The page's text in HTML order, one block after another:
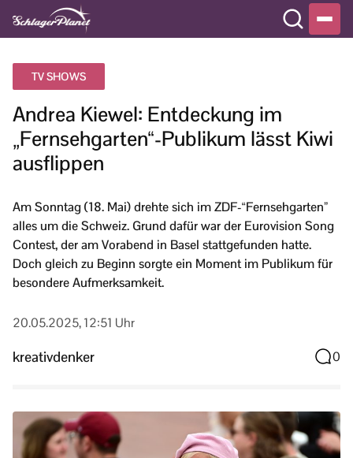
TV SHOWS
Andrea Kiewel: Entdeckung im
„Fernsehgarten“-Publikum lässt Kiwi
ausflippen
Am Sonntag (18. Mai) drehte sich im ZDF-“Fernsehgarten”
alles um die Schweiz. Grund dafür war der Eurovision Song
Contest, der am Vorabend in Basel stattgefunden hatte.
Doch gleich zu Beginn sorgte ein Moment im Publikum für
besondere Aufmerksamkeit.
20.05.2025, 12:51 Uhr
kreativdenker 0